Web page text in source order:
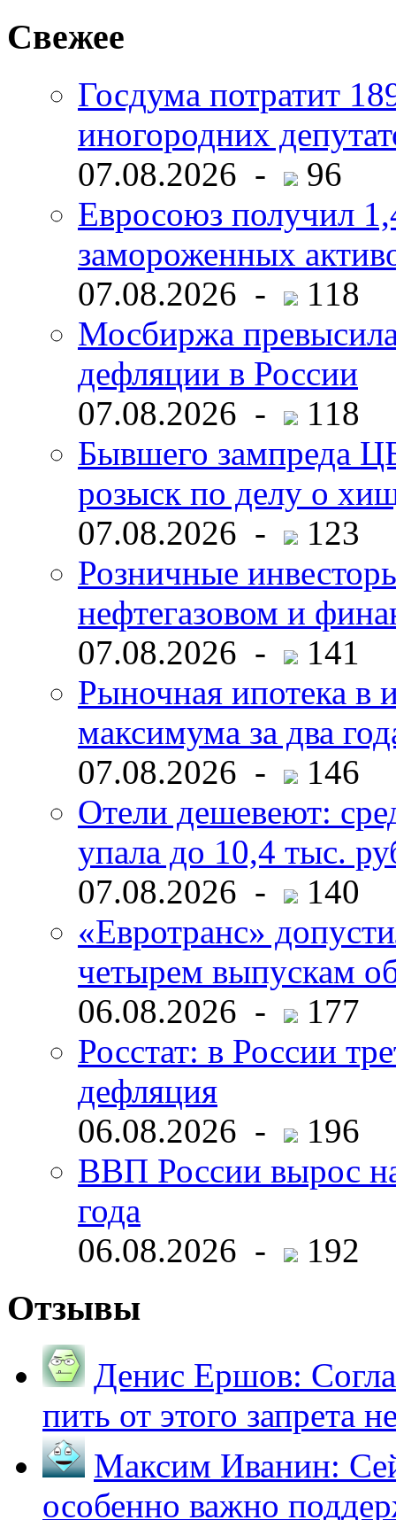
Свежее
Госдума потратит
иногородних
07.08.2026 -
96
Евросоюз получил
замороженных
07.08.2026 -
118
Мосбиржа
дефляции в России
07.08.2026 -
118
Бывшего зампреда
розыск по делу о
07.08.2026 -
123
Розничные
нефтегазовом и
07.08.2026 -
141
Рыночная ипотека в
максимума за два
07.08.2026 -
146
Отели дешевеют:
упала до 10,4 тыс.
07.08.2026 -
140
«Евротранс»
четырем выпускам
06.08.2026 -
177
Росстат: в России
дефляция
06.08.2026 -
196
ВВП России вырос
года
06.08.2026 -
192
Отзывы
Денис Ершов:
пить от этого запрета
Максим Иванин:
особенно важно